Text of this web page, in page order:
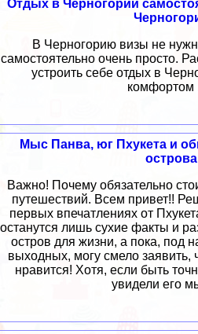
Отдых в Черногории
В Черногорию визы не
самостоятельно очень просто.
устроить себе отдых в
комфортом
Мыс Панва, юг Пхукета и
острова
Важно! Почему обязательно
путешествий. Всем привет!!
первых впечатлениях от
останутся лишь сухие факты и
остров для жизни, а пока, под
выходных, могу смело заявить,
нравится! Хотя, если быть
увидели его